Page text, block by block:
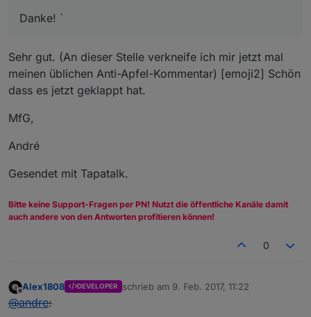
Danke! `
Sehr gut. (An dieser Stelle verkneife ich mir jetzt mal
meinen üblichen Anti-Apfel-Kommentar) [emoji2] Schön
dass es jetzt geklappt hat.
MfG,
André
Gesendet mit Tapatalk.
Bitte keine Support-Fragen per PN! Nutzt die öffentliche Kanäle damit
auch andere von den Antworten profitieren können!
0
Offline
Alex1808 DEVELOPER schrieb am 9. Feb. 2017, 11:22
zuletzt editiert von
@andre: